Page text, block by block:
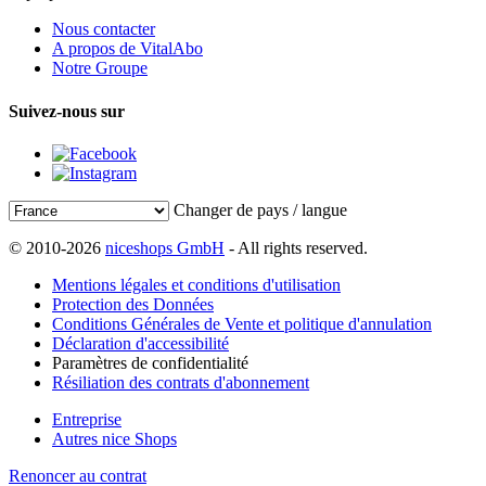
Nous contacter
A propos de VitalAbo
Notre Groupe
Suivez-nous sur
Changer de pays / langue
© 2010-2026 niceshops GmbH - All rights reserved.
Mentions légales et conditions d'utilisation
Protection des Données
Conditions Générales de Vente et politique d'annulation
Déclaration d'accessibilité
Paramètres de confidentialité
Résiliation des contrats d'abonnement
Entreprise
Autres nice Shops
Renoncer au contrat